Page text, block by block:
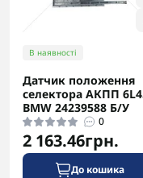
В наявності
Датчик положення
селектора АКПП
BMW 24239588 Б/У
0
2 163.46грн.
До кошика